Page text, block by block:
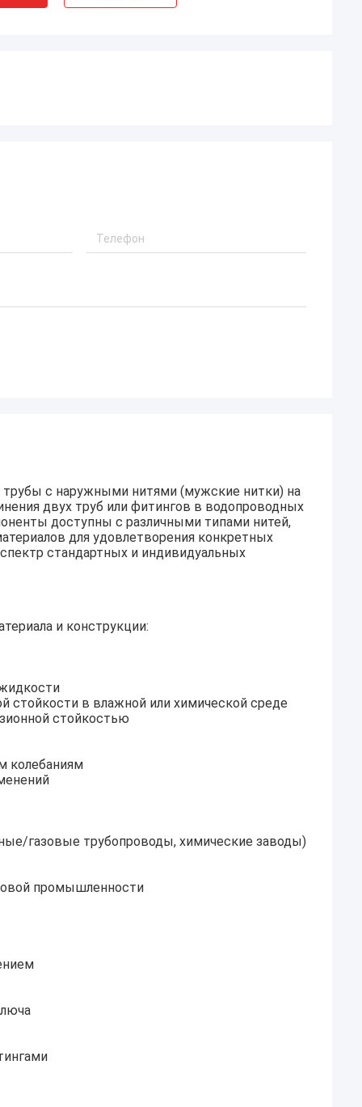
трубы с наружными нитями (мужские нитки) на
двух труб или фитингов в водопроводных
доступны с различными типами нитей,
для удовлетворения конкретных
стандартных и индивидуальных
и конструкции:
в влажной или химической среде
стойкостью
колебаниям
газовые трубопроводы, химические заводы)
промышленности